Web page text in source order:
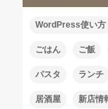
WordPress使い方
ごはん ご飯
パスタ ランチ
居酒屋 新店情